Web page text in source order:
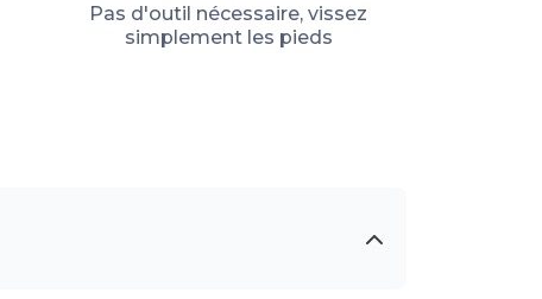
Pas d'outil nécessaire, vissez
simplement les pieds